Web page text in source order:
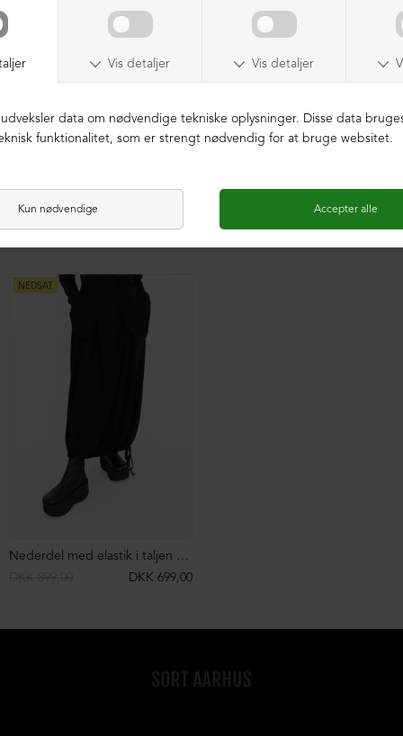
Nederdel med lommer og elastik i økologisk bomuld
DKK 699,00
Nederdel med lommer og elastik i økologisk bomuld
DKK 399,00
NEDSAT
Nederdel med elastik i taljen og snøre
DKK 699,00